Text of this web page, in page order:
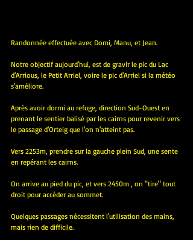
Randonnée effectuée avec Domi, Manu, et Jean.
Notre objectif aujourd'hui, est de gravir le pic du Lac
d'Arrious, le Petit Arriel, voire le pic d'Arriel si la météo
s'améliore.
Après avoir dormi au refuge, direction Sud-Ouest en
prenant le sentier balisé par les cairns pour revenir vers
le passage d'Orteig que l'on n'atteint pas.
Vers 2253m, prendre sur la gauche plein Sud, une sente
en repérant les cairns.
On arrive au pied du pic, et vers 2450m , on "tire" tout
droit pour accéder au sommet.
Quelques passages nécessitent l'utilisation des mains,
mais rien de difficile.